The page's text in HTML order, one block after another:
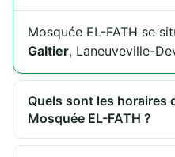
Mosquée EL-FATH se
Galtier, Laneuveville-
Quels sont les horaires
Mosquée EL-FATH ?